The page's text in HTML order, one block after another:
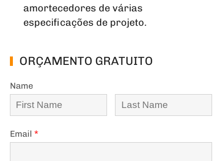
amortecedores de várias
especificações de projeto.
ORÇAMENTO GRATUITO
Name
Email *